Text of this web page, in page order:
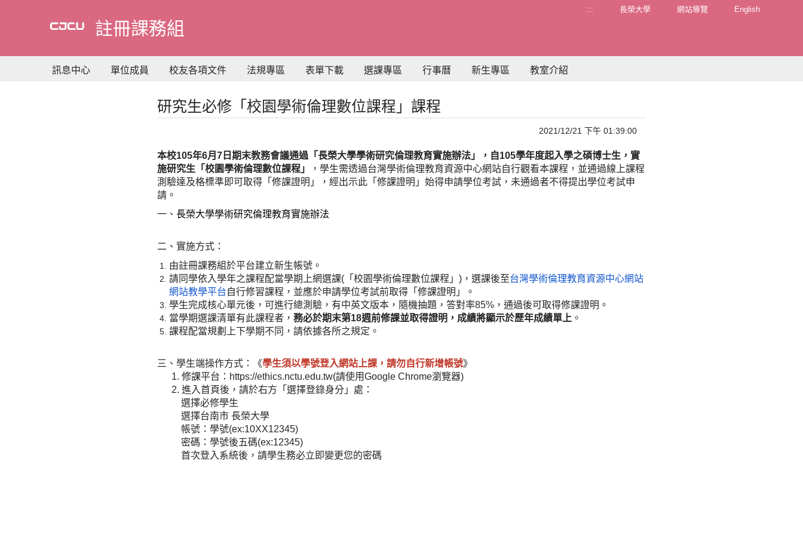
要
容
註冊課務組
::: 長榮大學 網站導覽 English
訊息中心 單位成員 校友各項文件 法規專區 表單下載 選課專區 行事曆 新生專區 教室介紹
研究生必修「校園學術倫理數位課程」課程
2021/12/21 下午 01:39:00
本校105年6月7日期末教務會議通過「長榮大學學術研究倫理教育實施辦法」，自105學年度起入學之碩博士生，實
施研究生「校園學術倫理數位課程」
，學生需透過台灣學術倫理教育資源中心網站自行觀看本課程，並通過線上課程
測驗達及格標準即可取得「修課證明」，經出示此「修課證明」始得申請學位考試，未通過者不得提出學位考試申
請。
一、 長榮大學學術研究倫理教育實施辦法
二、實施方式：
由註冊課務組於平台建立新生帳號。
請同學依入學年之課程配當學期上網選課(「校園學術倫理數位課程」)，選課後至台灣學術倫理教育資源中心網站
網站教學平台自行修習課程，並應於申請學位考試前取得「修課證明」。
學生完成核心單元後，可進行總測驗，有中英文版本，隨機抽題，答對率85%，通過後可取得修課證明。
當學期選課清單有此課程者， 務必於期末第18週前修課並取得證明，成績將顯示於歷年成績單上 。
課程配當規劃上下學期不同，請依據各所之規定。
三、學生端操作方式：《學生須以學號登入網站上課，請勿自行新增帳號》
1. 修課平台：https://ethics.nctu.edu.tw(請使用Google Chrome瀏覽器)
2. 進入首頁後，請於右方「選擇登錄身分」處：
選擇必修學生
選擇台南市 長榮大學
帳號：學號(ex:10XX12345)
密碼：學號後五碼(ex:12345)
首次登入系統後，請學生務必立即變更您的密碼